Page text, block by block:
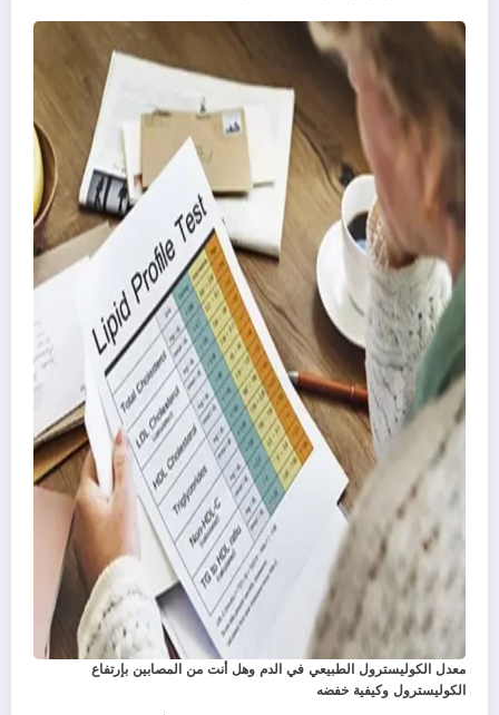
معدل الكوليسترول الطبيعي في الدم وهل أنت من المصابين بإرتفاع
الكوليسترول وكيفية خفضه